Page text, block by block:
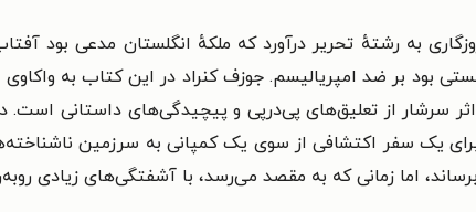
به رشتهٔ تحریر درآورد که ملکهٔ انگلستان مدعی بود
بود بر ضد امپریالیسم. جوزف کنراد در این کتاب به
سرشار از تعلیق‌های پی‌درپی و پیچیدگی‌‌های داستانی است.
برای یک سفر اکتشافی از سوی یک کمپانی به سرزمین
اما زمانی که به مقصد می‌رسد، با آشفتگی‌های زیادی